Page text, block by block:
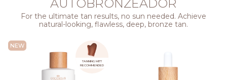
AUTOBRONZEADOR
For the ultimate tan results, no sun needed. Achieve
natural-looking, flawless, deep, bronze tan.
NEW
TANNING MITT
RECOMMENDED